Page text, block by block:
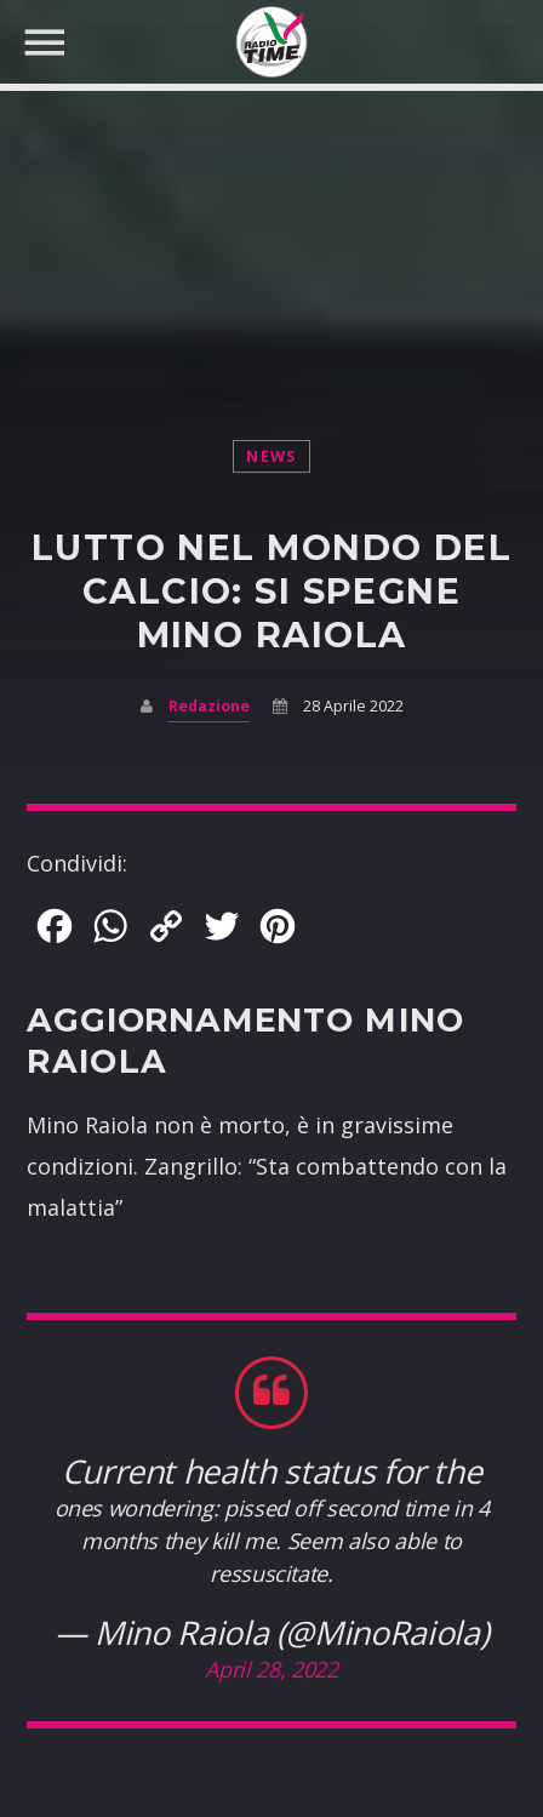
NEWS
LUTTO NEL MONDO DEL
CALCIO: SI SPEGNE
MINO RAIOLA
Redazione 28 Aprile 2022
Condividi:
FacebookWhatsApp
Copy
Twitter
AGGIORNAMENTO MINO
RAIOLA
Mino Raiola non è morto, è in gravissime
condizioni. Zangrillo: “Sta combattendo con la
malattia”
Current health status for the
ones wondering: pissed off second time in 4
months they kill me. Seem also able to
ressuscitate.
— Mino Raiola (@MinoRaiola)
April 28, 2022